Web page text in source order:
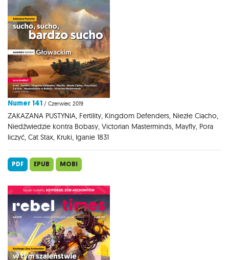
Numer 141 / Czerwiec 2019
ZAKAZANA PUSTYNIA, Fertility, Kingdom Defenders, Niezłe Ciacho,
Niedźwiedzie kontra Bobasy, Victorian Masterminds, Mayfly, Pora
liczyć, Cat Stax, Kruki, Iganie 1831
PDF EPUB MOBI